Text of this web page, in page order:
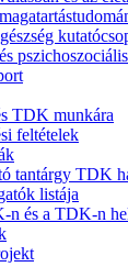
TDK munkára
feltételek
tantárgy TDK
listája
n és a TDK-n